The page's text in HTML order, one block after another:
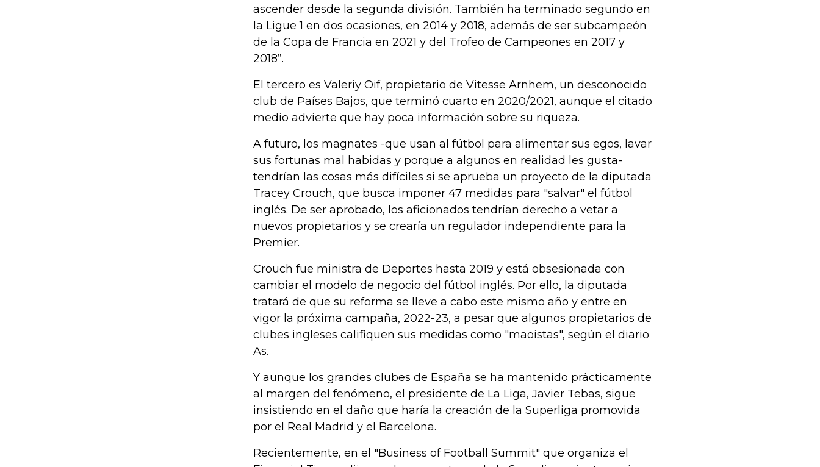
ascender desde la segunda división. También ha terminado segundo en
la Ligue 1 en dos ocasiones, en 2014 y 2018, además de ser subcampeón
de la Copa de Francia en 2021 y del Trofeo de Campeones en 2017 y
2018”.
El tercero es Valeriy Oif, propietario de Vitesse Arnhem, un desconocido
club de Países Bajos, que terminó cuarto en 2020/2021, aunque el citado
medio advierte que hay poca información sobre su riqueza.
A futuro, los magnates -que usan al fútbol para alimentar sus egos, lavar
sus fortunas mal habidas y porque a algunos en realidad les gusta-
tendrían las cosas más difíciles si se aprueba un proyecto de la diputada
Tracey Crouch, que busca imponer 47 medidas para "salvar" el fútbol
inglés. De ser aprobado, los aficionados tendrían derecho a vetar a
nuevos propietarios y se crearía un regulador independiente para la
Premier.
Crouch fue ministra de Deportes hasta 2019 y está obsesionada con
cambiar el modelo de negocio del fútbol inglés. Por ello, la diputada
tratará de que su reforma se lleve a cabo este mismo año y entre en
vigor la próxima campaña, 2022-23, a pesar que algunos propietarios de
clubes ingleses califiquen sus medidas como "maoistas", según el diario
As.
Y aunque los grandes clubes de España se ha mantenido prácticamente
al margen del fenómeno, el presidente de La Liga, Javier Tebas, sigue
insistiendo en el daño que haría la creación de la Superliga promovida
por el Real Madrid y el Barcelona.
Recientemente, en el "Business of Football Summit" que organiza el